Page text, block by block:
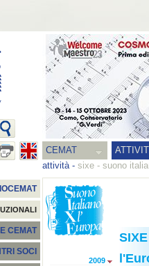
CEMAT
attività- sixe - suono
CEMAT
SOCI
2009